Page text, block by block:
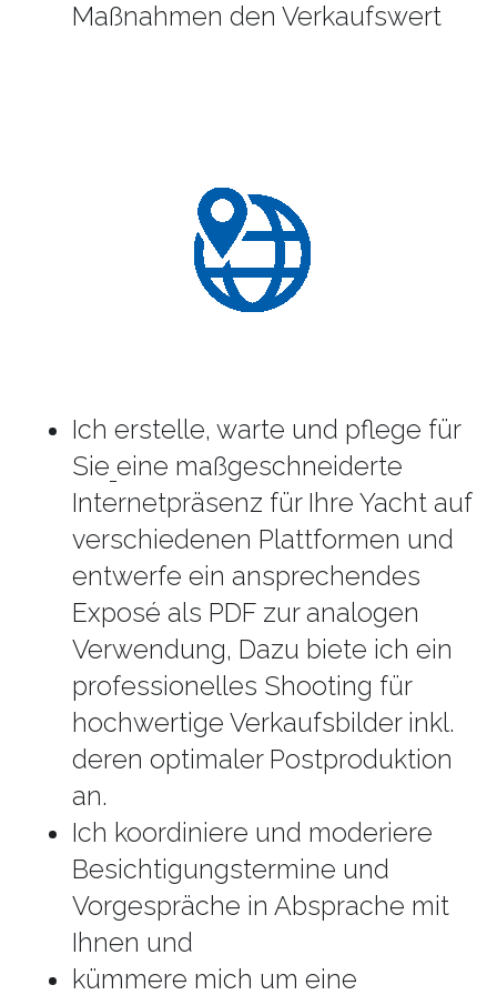
Maßnahmen den Verkaufswert
Ich erstelle, warte und pflege für
Sie eine maßgeschneiderte
Internetpräsenz für Ihre Yacht auf
verschiedenen Plattformen und
entwerfe ein ansprechendes
Exposé als PDF zur analogen
Verwendung, Dazu biete ich ein
professionelles Shooting für
hochwertige Verkaufsbilder inkl.
deren optimaler Postproduktion
an.
Ich koordiniere und moderiere
Besichtigungstermine und
Vorgespräche in Absprache mit
Ihnen und
kümmere mich um eine